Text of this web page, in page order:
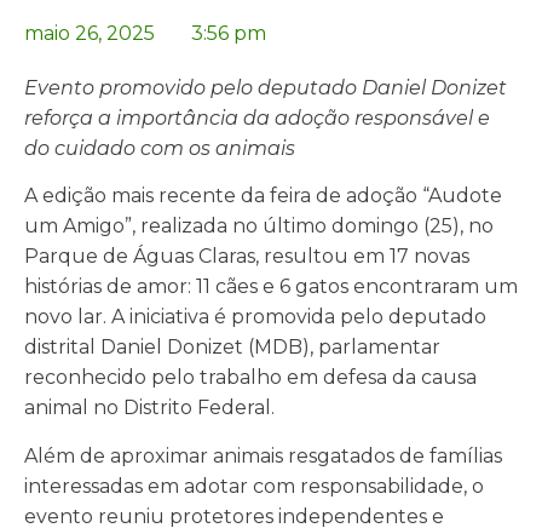
maio 26, 2025 3:56 pm
Evento promovido pelo deputado Daniel Donizet
reforça a importância da adoção responsável e
do cuidado com os animais
A edição mais recente da feira de adoção “Audote
um Amigo”, realizada no último domingo (25), no
Parque de Águas Claras, resultou em 17 novas
histórias de amor: 11 cães e 6 gatos encontraram um
novo lar. A iniciativa é promovida pelo deputado
distrital Daniel Donizet (MDB), parlamentar
reconhecido pelo trabalho em defesa da causa
animal no Distrito Federal.
Além de aproximar animais resgatados de famílias
interessadas em adotar com responsabilidade, o
evento reuniu protetores independentes e